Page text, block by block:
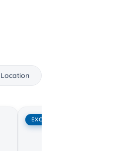
Location
EXCLUSIVITÉ